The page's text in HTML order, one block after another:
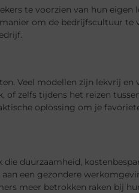
te voorzien van hun eigen
om de bedrijfscultuur te
Veel modellen zijn lekvrij en
zelfs tijdens het reizen
oplossing om je
duurzaamheid,
een gezondere
meer betrokken raken bij